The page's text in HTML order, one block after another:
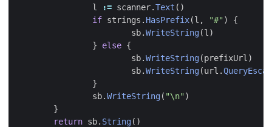
l
:= scanner.Text ()
if strings . HasPrefix(l , "#")
{
sb.WriteString(l )
}
else {
sb.WriteString(prefixUrl )
sb.WriteString(url .
}
sb.WriteString( "\n")
}
return sb. String()